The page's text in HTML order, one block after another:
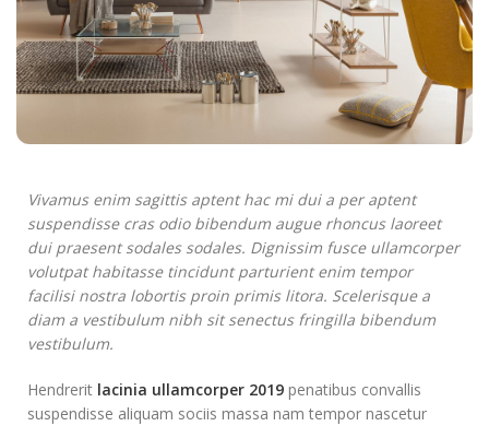
Vivamus enim sagittis aptent hac mi dui a per aptent
suspendisse cras odio bibendum augue rhoncus laoreet
dui praesent sodales sodales. Dignissim fusce ullamcorper
volutpat habitasse tincidunt parturient enim tempor
facilisi nostra lobortis proin primis litora. Scelerisque a
diam a vestibulum nibh sit senectus fringilla bibendum
vestibulum.
Hendrerit lacinia ullamcorper 2019 penatibus convallis
suspendisse aliquam sociis massa nam tempor nascetur